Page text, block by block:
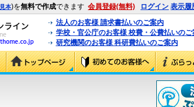
見本)を無料で作成できます 会員登録(無料) ログイン 表示履
法人のお客様 請求書払いのご案内
学校・官公庁のお客様 校費・公費払いのご
研究機関のお客様 科研費払いのご案内